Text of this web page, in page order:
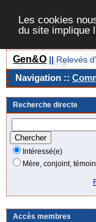
Les cookies
du site implique
Gen&O || Relevés
Navigation ::
Recherche directe
Intéressé(e)
Mère, conjoint,
Accès membres